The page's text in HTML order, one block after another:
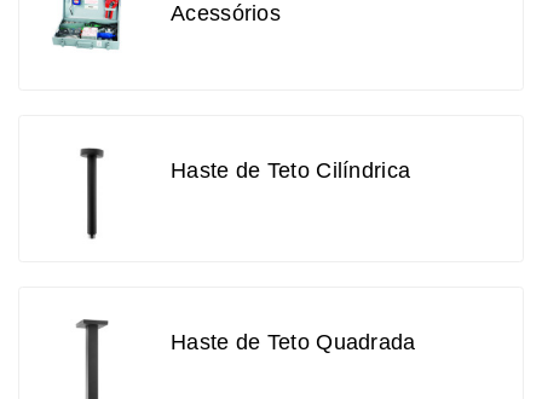
Acessórios
Haste de Teto Cilíndrica
Haste de Teto Quadrada